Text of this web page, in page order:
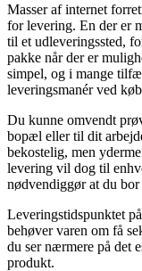
Masser af internet
for levering. En der er
til et udleveringssted,
pakke når der er
simpel, og i mange
leveringsmanér ved
Du kunne omvendt
bopæl eller til dit
bekostelig, men
levering vil dog til
nødvendiggør at du
Leveringstidspunktet
behøver varen om få
du ser nærmere på det
produkt.